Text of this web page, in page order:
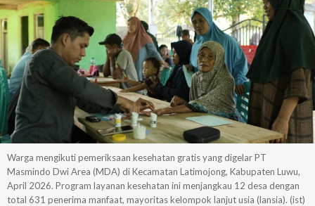
Warga mengikuti pemeriksaan kesehatan gratis yang digelar PT
Masmindo Dwi Area (MDA) di Kecamatan Latimojong, Kabupaten Luwu,
April 2026. Program layanan kesehatan ini menjangkau 12 desa dengan
total 631 penerima manfaat, mayoritas kelompok lanjut usia (lansia). (ist)